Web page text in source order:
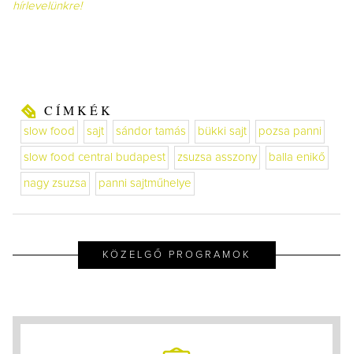
hírlevelünkre!
CÍMKÉK
slow food sajt sándor tamás bükki sajt pozsa panni
slow food central budapest zsuzsa asszony balla enikő
nagy zsuzsa panni sajtműhelye
KÖZELGŐ PROGRAMOK